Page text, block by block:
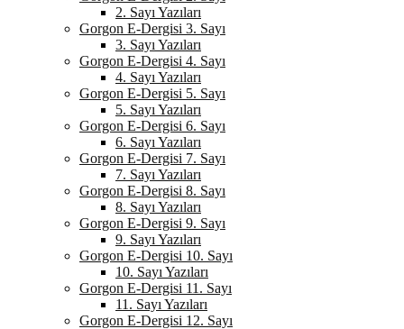
2. Sayı Yazıları
Gorgon E-Dergisi 3. Sayı
3. Sayı Yazıları
Gorgon E-Dergisi 4. Sayı
4. Sayı Yazıları
Gorgon E-Dergisi 5. Sayı
5. Sayı Yazıları
Gorgon E-Dergisi 6. Sayı
6. Sayı Yazıları
Gorgon E-Dergisi 7. Sayı
7. Sayı Yazıları
Gorgon E-Dergisi 8. Sayı
8. Sayı Yazıları
Gorgon E-Dergisi 9. Sayı
9. Sayı Yazıları
Gorgon E-Dergisi 10. Sayı
10. Sayı Yazıları
Gorgon E-Dergisi 11. Sayı
11. Sayı Yazıları
Gorgon E-Dergisi 12. Sayı